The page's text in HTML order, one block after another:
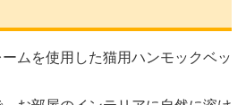
ムを使用した猫用ハンモックベッ